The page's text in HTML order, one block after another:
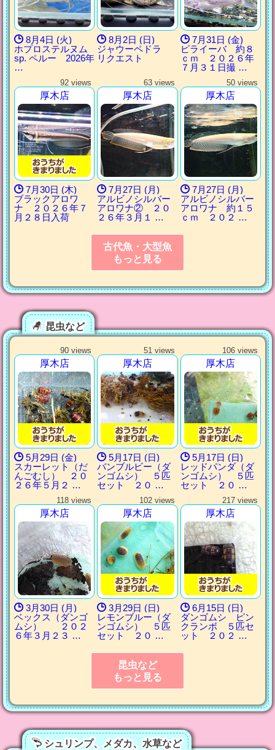
8月4日 (火)
ホプロステルヌム
sp. ペルー 2026年
…
8月2日 (日)
ジャウーペドラ
リクエスト
7月31日 (金)
ピライーバ 約８
ｃｍ ２０２６年
７月３１日撮 …
92 views
厚木店
7月30日 (木)
ブラックアロワ
ナ ２０２６年７
月２８日入荷
63 views
厚木店
7月27日 (月)
アルビノシルバー
アロワナ② ２０
２６年３月１ …
50 views
厚木店
7月27日 (月)
アルビノシルバー
アロワナ 約１５
ｃｍ ２０２ …
古代魚・大型魚
もっと見る
昆虫など
90 views
厚木店
5月29日 (金)
スカーレット（だ
んごむし） ２０
２６年５月２ …
51 views
厚木店
5月17日 (日)
バンブルビー（ダ
ンゴムシ） ５匹
セット ２０ …
106 views
厚木店
5月17日 (日)
レッドパンダ（ダ
ンゴムシ） ５匹
セット ２０ …
118 views
厚木店
3月30日 (月)
ベックス（ダンゴ
ムシ） ２０２
６年３月２３ …
102 views
厚木店
3月29日 (日)
レモンブルー（ダ
ンゴムシ） ５匹
セット ２０ …
217 views
厚木店
6月15日 (日)
ダンゴムシ ピン
クランボ ５匹セ
ット ２０２ …
昆虫など
もっと見る
シュリンプ、メダカ、水草など